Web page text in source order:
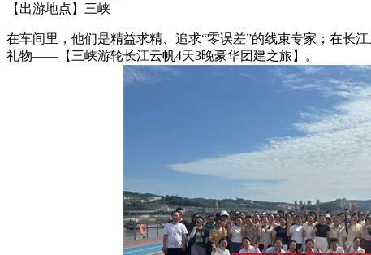
【出游地点】三峡
在车间里，他们是精益求精、追求“零误差”的线束专家；在长
礼物——【三峡游轮长江云帆4天3晚豪华团建之旅】。